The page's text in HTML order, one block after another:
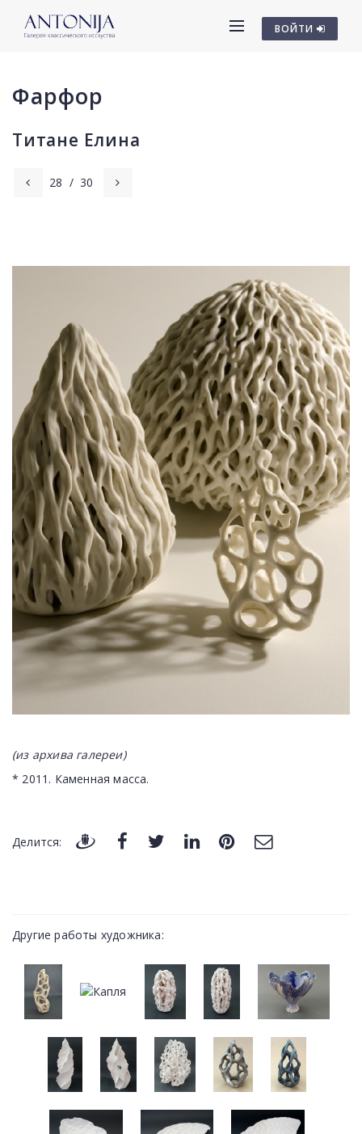
ВОЙТИ
Фарфор
Титане Елина
28 / 30
(из архива галереи)
* 2011. Каменная масса.
Делится:
Другие работы художника: